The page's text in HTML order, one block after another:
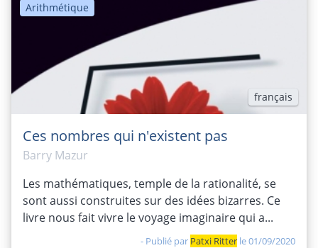
Arithmétique
français
Ces nombres qui n'existent pas
Barry Mazur
Les mathématiques, temple de la rationalité, se
sont aussi construites sur des idées bizarres. Ce
livre nous fait vivre le voyage imaginaire qui a...
- Publié par Patxi Ritter le 01/09/2020